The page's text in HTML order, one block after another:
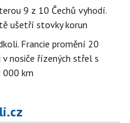
9 z 10 Čechů vyhodí.
ušetří stovky korun
Francie promění 20
nosiče řízených střel s
km